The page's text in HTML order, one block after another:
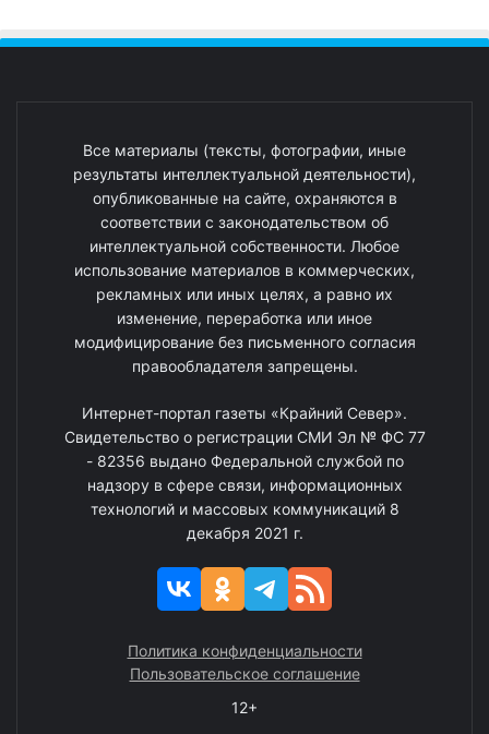
Все материалы (тексты, фотографии, иные
результаты интеллектуальной деятельности),
опубликованные на сайте, охраняются в
соответствии с законодательством об
интеллектуальной собственности. Любое
использование материалов в коммерческих,
рекламных или иных целях, а равно их
изменение, переработка или иное
модифицирование без письменного согласия
правообладателя запрещены.
Интернет-портал газеты «Крайний Север».
Свидетельство о регистрации СМИ Эл № ФС 77
- 82356 выдано Федеральной службой по
надзору в сфере связи, информационных
технологий и массовых коммуникаций 8
декабря 2021 г.
Политика конфиденциальности
Пользовательское соглашение
12+